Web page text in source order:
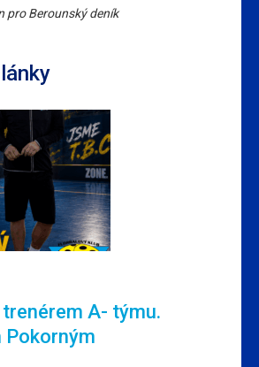
pro Berounský deník
A- týmu.